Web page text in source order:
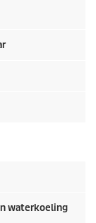
waterkoeling